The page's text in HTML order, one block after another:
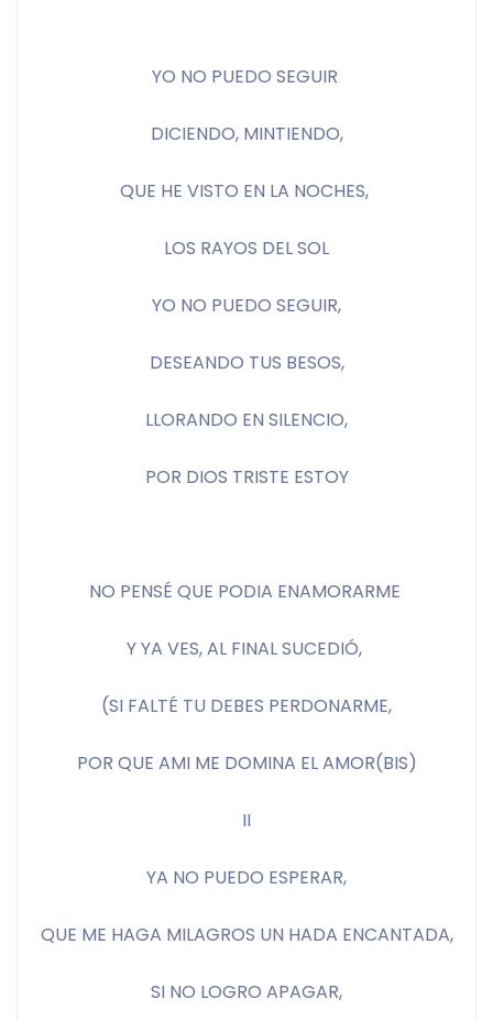
YO NO PUEDO SEGUIR
DICIENDO, MINTIENDO,
QUE HE VISTO EN LA NOCHES,
LOS RAYOS DEL SOL
YO NO PUEDO SEGUIR,
DESEANDO TUS BESOS,
LLORANDO EN SILENCIO,
POR DIOS TRISTE ESTOY
NO PENSÉ QUE PODIA ENAMORARME
Y YA VES, AL FINAL SUCEDIÓ,
(SI FALTÉ TU DEBES PERDONARME,
POR QUE AMI ME DOMINA EL AMOR(BIS)
II
YA NO PUEDO ESPERAR,
QUE ME HAGA MILAGROS UN HADA ENCANTADA,
SI NO LOGRO APAGAR,